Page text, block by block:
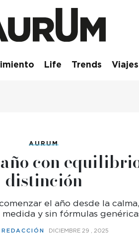
Life Trends Viajes
AURUM
con
distinción
el año desde la
y sin fórmulas
REDACCIÓN DICIEMBRE 29 , 2025